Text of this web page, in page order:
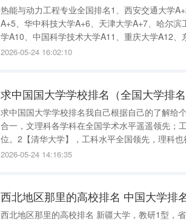
热能与动力工程专业全国排名1、西安交通大学
A+5、华中科技大学A+6、天津大学A+7、哈尔
学A10、中国科学技术大学A11、重庆大学A12
A15、北京理工大学A16、华北电力大学A17、南
2026-05-24 16:02:10
求中国国大学学校排名（全国大学排名
求中国国大学学校排名我自己根据自己的了解给
合一，文理科各学科在全国学术水平遥遥领先；
位。2【清华大学】，工科水平全国领先，理科
仅次于清华，理科全国前三，文科稍弱。4【复
2026-05-24 14:16:35
西北地区那里的高校排名 中国大学排
西北地区那里的高校排名 新疆大学，教研1型，省内排名第1 18 西安电子科技大学，研教2型，省